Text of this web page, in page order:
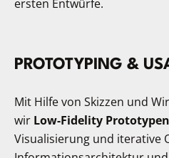
ersten Entwürfe.
PROTOTYPING &
Mit Hilfe von Skizzen und
wir Low-Fidelity Prototypen
Visualisierung und iterative